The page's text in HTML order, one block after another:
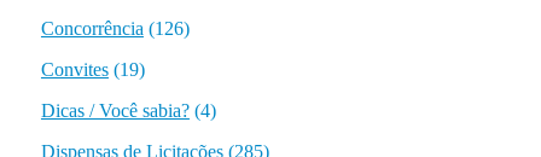
Concorrência (126)
Convites(19)
Dicas / Você sabia?(4)
Dispensas de Licitações(285)